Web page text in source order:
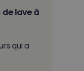
de lave à
qui a